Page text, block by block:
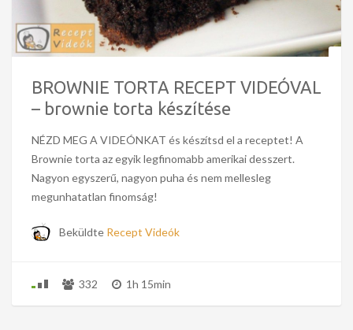
BROWNIE TORTA RECEPT VIDEÓVAL
– brownie torta készítése
NÉZD MEG A VIDEÓNKAT és készítsd el a receptet! A
Brownie torta az egyik legfinomabb amerikai desszert.
Nagyon egyszerű, nagyon puha és nem mellesleg
megunhatatlan finomság!
Beküldte Recept Videók
332 1h 15min